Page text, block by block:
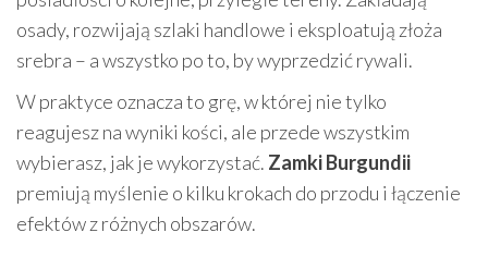
osady, rozwijają szlaki handlowe i eksploatują złoża
srebra – a wszystko po to, by wyprzedzić rywali.
W praktyce oznacza to grę, w której nie tylko
reagujesz na wyniki kości, ale przede wszystkim
wybierasz, jak je wykorzystać. Zamki Burgundii
premiują myślenie o kilku krokach do przodu i łączenie
efektów z różnych obszarów.